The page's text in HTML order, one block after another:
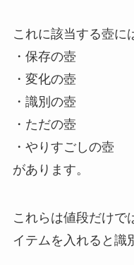
これに該当する壺に
・保存の壺
・変化の壺
・識別の壺
・ただの壺
・やりすごしの壺
があります。
これらは値段だけで
イテムを入れると識